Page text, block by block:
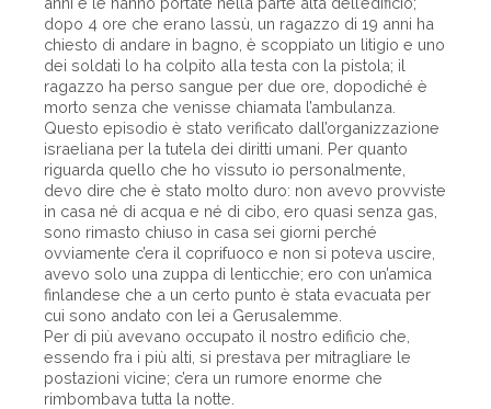
dopo 4 ore che erano lassù, un ragazzo di 19 anni ha
chiesto di andare in bagno, è scoppiato un litigio e uno
dei soldati lo ha colpito alla testa con la pistola; il
ragazzo ha perso sangue per due ore, dopodiché è
morto senza che venisse chiamata l’ambulanza.
Questo episodio è stato verificato dall’organizzazione
israeliana per la tutela dei diritti umani. Per quanto
riguarda quello che ho vissuto io personalmente,
devo dire che è stato molto duro: non avevo provviste
in casa né di acqua e né di cibo, ero quasi senza gas,
sono rimasto chiuso in casa sei giorni perché
ovviamente c’era il coprifuoco e non si poteva uscire,
avevo solo una zuppa di lenticchie; ero con un’amica
finlandese che a un certo punto è stata evacuata per
cui sono andato con lei a Gerusalemme.
Per di più avevano occupato il nostro edificio che,
essendo fra i più alti, si prestava per mitragliare le
postazioni vicine; c’era un rumore enorme che
rimbombava tutta la notte.